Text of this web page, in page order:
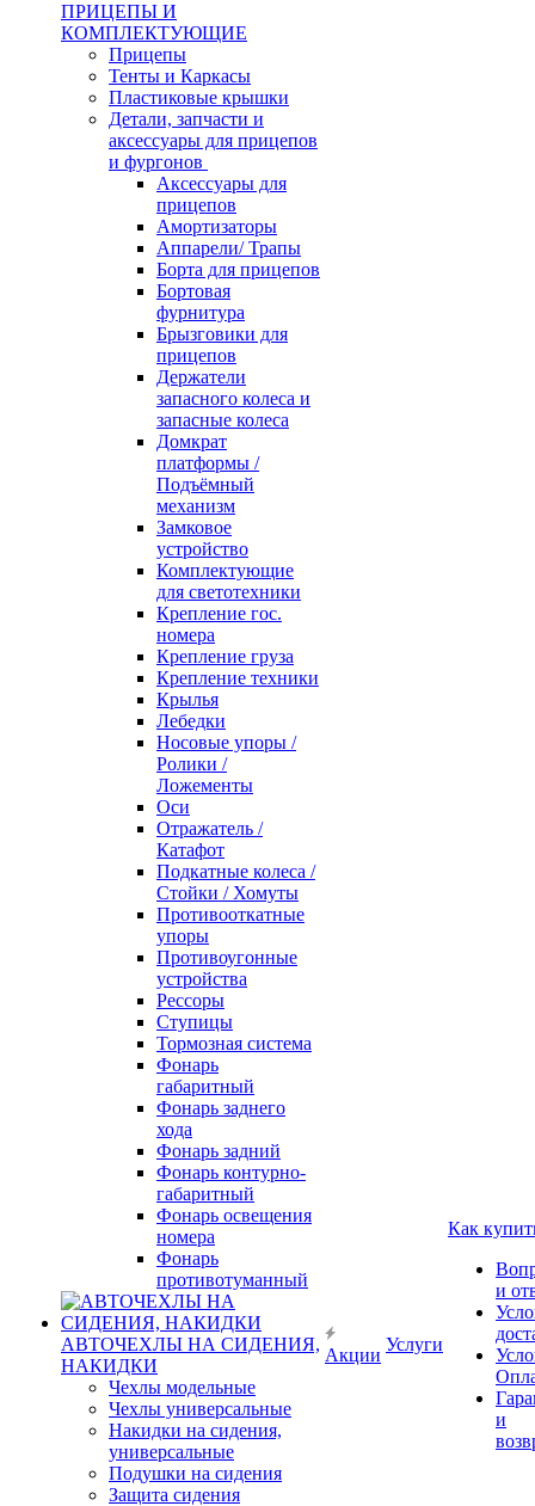
ПРИЦЕПЫ И
КОМПЛЕКТУЮЩИЕ
Прицепы
Тенты и Каркасы
Пластиковые крышки
Детали, запчасти и
аксессуары для прицепов
и фургонов
Аксессуары для
прицепов
Амортизаторы
Аппарели/ Трапы
Борта для прицепов
Бортовая
фурнитура
Брызговики для
прицепов
Держатели
запасного колеса и
запасные колеса
Домкрат
платформы /
Подъёмный
механизм
Замковое
устройство
Комплектующие
для светотехники
Крепление гос.
номера
Крепление груза
Крепление техники
Крылья
Лебедки
Носовые упоры /
Ролики /
Ложементы
Оси
Отражатель /
Катафот
Подкатные колеса /
Стойки / Хомуты
Противооткатные
упоры
Противоугонные
устройства
Рессоры
Ступицы
Тормозная система
Фонарь
габаритный
Фонарь заднего
хода
Фонарь задний
Фонарь контурно-
габаритный
Фонарь освещения
номера
Фонарь
противотуманный
АВТОЧЕХЛЫ НА СИДЕНИЯ,
НАКИДКИ
Чехлы модельные
Чехлы универсальные
Накидки на сидения,
универсальные
Подушки на сидения
Защита сидения
Акции
Услуги
Как
и
и